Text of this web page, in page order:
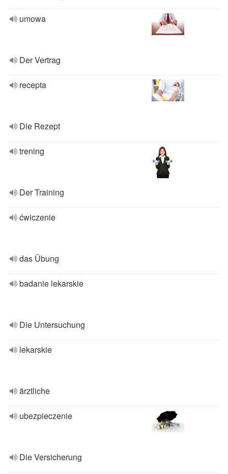
umowa
Der Vertrag
recepta
Die Rezept
trening
Der Training
ćwiczenie
das Übung
badanie lekarskie
Die Untersuchung
lekarskie
ärztliche
ubezpieczenie
Die Versicherung